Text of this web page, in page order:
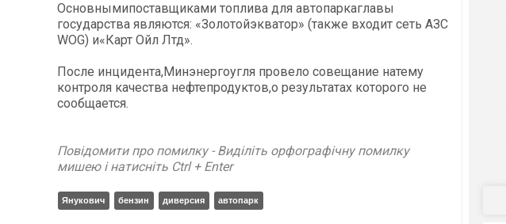
Основнымипоставщиками топлива для автопаркаглавы
государства являются: «Золотойэкватор» (также входит сеть АЗС
WOG) и«Карт Ойл Лтд».
После инцидента,Минэнергоугля провело совещание натему
контроля качества нефтепродуктов,о результатах которого не
сообщается.
Повідомити про помилку - Виділіть орфографічну помилку
мишею і натисніть Ctrl + Enter
Янукович бензин диверсия автопарк